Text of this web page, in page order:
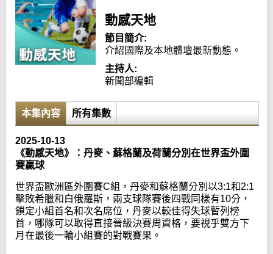
動感天地
節目簡介:
介紹國際及本地體壇最新動態。
主持人:
新聞部編輯
本集內容 所有集數
2025-10-13
《動感天地》：丹麥、蘇格蘭及荷蘭分別在世界盃外圍
賽贏球
世界盃歐洲區外圍賽C組，丹麥和蘇格蘭分別以3:1和2:1
擊敗希臘和白俄羅斯，兩支球隊賽後四戰同樣有10分，
鎖定小組首名和次名席位，丹麥以較佳得失球暫列榜
首，哪隊可以取得直接晉級決賽周資格，要視乎雙方下
月在最後一輪小組賽的對戰賽果。